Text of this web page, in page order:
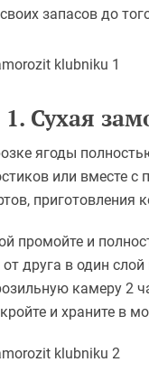
запасов до
Сухая
ягоды
или вместе
приготовления
промойте и
от друга в один
камеру 2
и храните в